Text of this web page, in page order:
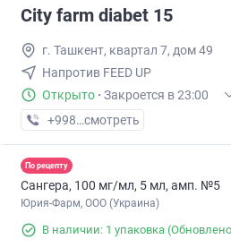
City farm diabet 15
г. Ташкент, квартал 7, дом 49
Напротив FEED UP
Открыто · Закроется в 23:00
+998 (50) XXX-XX-XX
смотреть
По рецепту
Сангера, 100 мг/мл, 5 мл, амп. №5
Юрия-Фарм, ООО (Украина)
В наличии: 1 упаковка